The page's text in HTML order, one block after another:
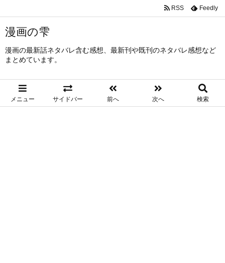
漫画の雫
漫画の最新話ネタバレ含む感想、最新刊や既刊のネタバレ感想など
まとめています。
メニュー サイドバー 前へ 次へ 検索
RSS Feedly